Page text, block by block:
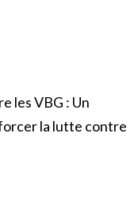
les VBG : Un
la lutte contre